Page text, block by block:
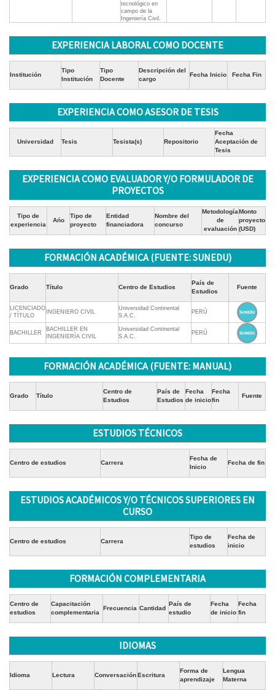
tecnológico en
campo de la
Ingeniería Civil.
EXPERIENCIA LABORAL COMO DOCENTE
Institución
Tipo
Institución
Tipo
Docente
Descripción del
cargo
Fecha Inicio Fecha Fin
EXPERIENCIA COMO ASESOR DE TESIS
Universidad Tesis Tesista(s) Repositorio
Fecha
Aceptación de
Tesis
EXPERIENCIA COMO EVALUADOR Y/O FORMULADOR DE
PROYECTOS
Tipo de
experiencia
Ańo
Tipo de
proyecto
Entidad
financiadora
Nombre del
concurso
Metodología
de
evaluación
Monto
proyecto
(USD)
FORMACIÓN ACADÉMICA (FUENTE: SUNEDU)
Grado Título Centro de Estudios
País de
Estudios
Fuente
LICENCIADO
/ TÍTULO
INGENIERO CIVIL
Universidad Continental
S.A.C.
PERÚ
BACHILLER
BACHILLER EN
INGENIERÍA CIVIL
Universidad Continental
S.A.C.
PERÚ
FORMACIÓN ACADÉMICA (FUENTE: MANUAL)
Grado Título
Centro de
Estudios
País de
Estudios
Fecha
de inicio
Fecha
fin
Fuente
ESTUDIOS TÉCNICOS
Centro de estudios Carrera
Fecha de
Inicio
Fecha de fin
ESTUDIOS ACADÉMICOS Y/O TÉCNICOS SUPERIORES EN
CURSO
Centro de estudios Carrera
Tipo de
estudios
Fecha de
inicio
FORMACIÓN COMPLEMENTARIA
Centro de
estudios
Capacitación
complementaria
Frecuencia Cantidad
País de
estudio
Fecha
de inicio
Fecha
fin
IDIOMAS
Idioma Lectura ConversaciónEscritura
Forma de
aprendizaje
Lengua
Materna